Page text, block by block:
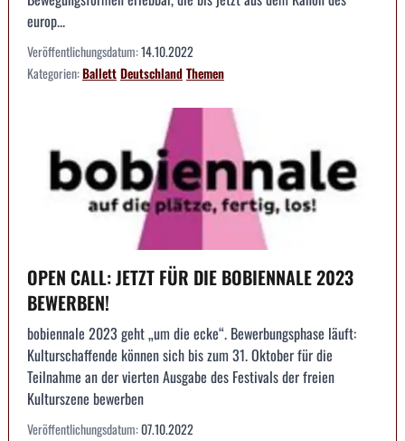
europ...
Veröffentlichungsdatum:14.10.2022
Kategorien:BallettDeutschlandThemen
OPEN CALL: JETZT FÜR DIE BOBIENNALE 2023
BEWERBEN!
bobiennale 2023 geht „um die ecke“. Bewerbungsphase läuft:
Kulturschaffende können sich bis zum 31. Oktober für die
Teilnahme an der vierten Ausgabe des Festivals der freien
Kulturszene bewerben
Veröffentlichungsdatum:07.10.2022